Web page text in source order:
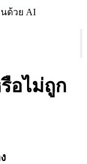
ด้วย AI
อไม่ถูก